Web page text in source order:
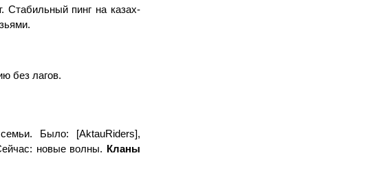
пинг на казах-
без лагов.
Было: [AktauRiders],
новые волны.
Кланы